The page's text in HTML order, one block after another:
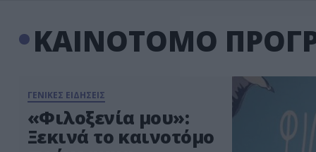
ΚΑΙΝΟΤΟΜΟ
ΓΕΝΙΚΕΣ ΕΙΔΗΣΕΙΣ
«Φιλοξενία μου»:
Ξεκινά το καινοτόμο